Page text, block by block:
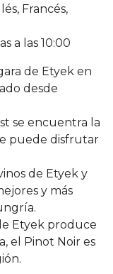
Francés,
a las 10:00
de Etyek en
desde
se encuentra la
puede disfrutar
de Etyek y
y más
Etyek produce
el Pinot Noir es